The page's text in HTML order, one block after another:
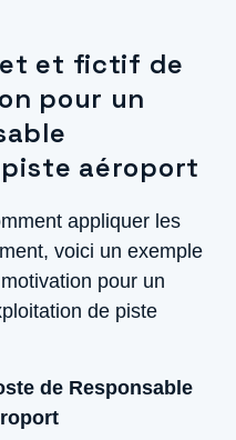
et fictif de
pour un
aéroport
appliquer les
voici un exemple
pour un
de piste
de Responsable